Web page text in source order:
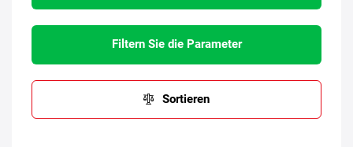
Filtern Sie die Parameter
Sortieren